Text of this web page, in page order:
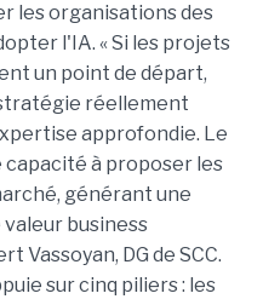
les organisations des
l'IA. « Si les projets
un point de départ,
réellement
approfondie. Le
à proposer les
générant une
business
Vassoyan, DG de SCC.
sur cinq piliers : les